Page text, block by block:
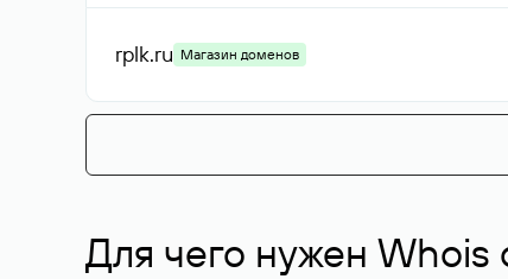
rplk.ru Магазин доменов
Для чего нужен Whois